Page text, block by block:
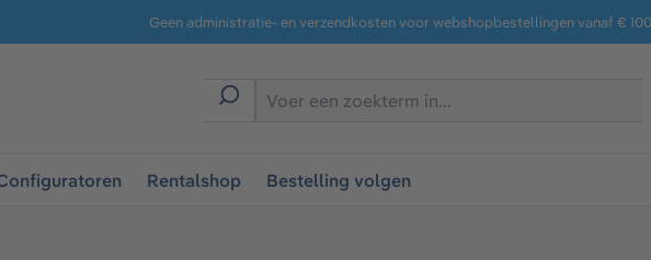
B2B-platformGeen administratie- en verzendkosten voor webshopbestellingen vanaf €
Rentalshop Bestelling volgen